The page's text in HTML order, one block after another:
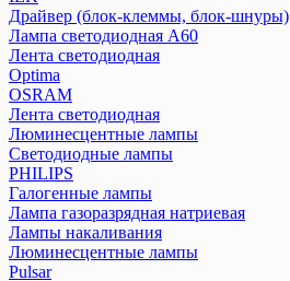
Драйвер (блок-клеммы, блок-шнуры)
Лампа светодиодная А60
Лента светодиодная
Optima
OSRAM
Лента светодиодная
Люминесцентные лампы
Светодиодные лампы
PHILIPS
Галогенные лампы
Лампа газоразрядная натриевая
Лампы накаливания
Люминесцентные лампы
Pulsar